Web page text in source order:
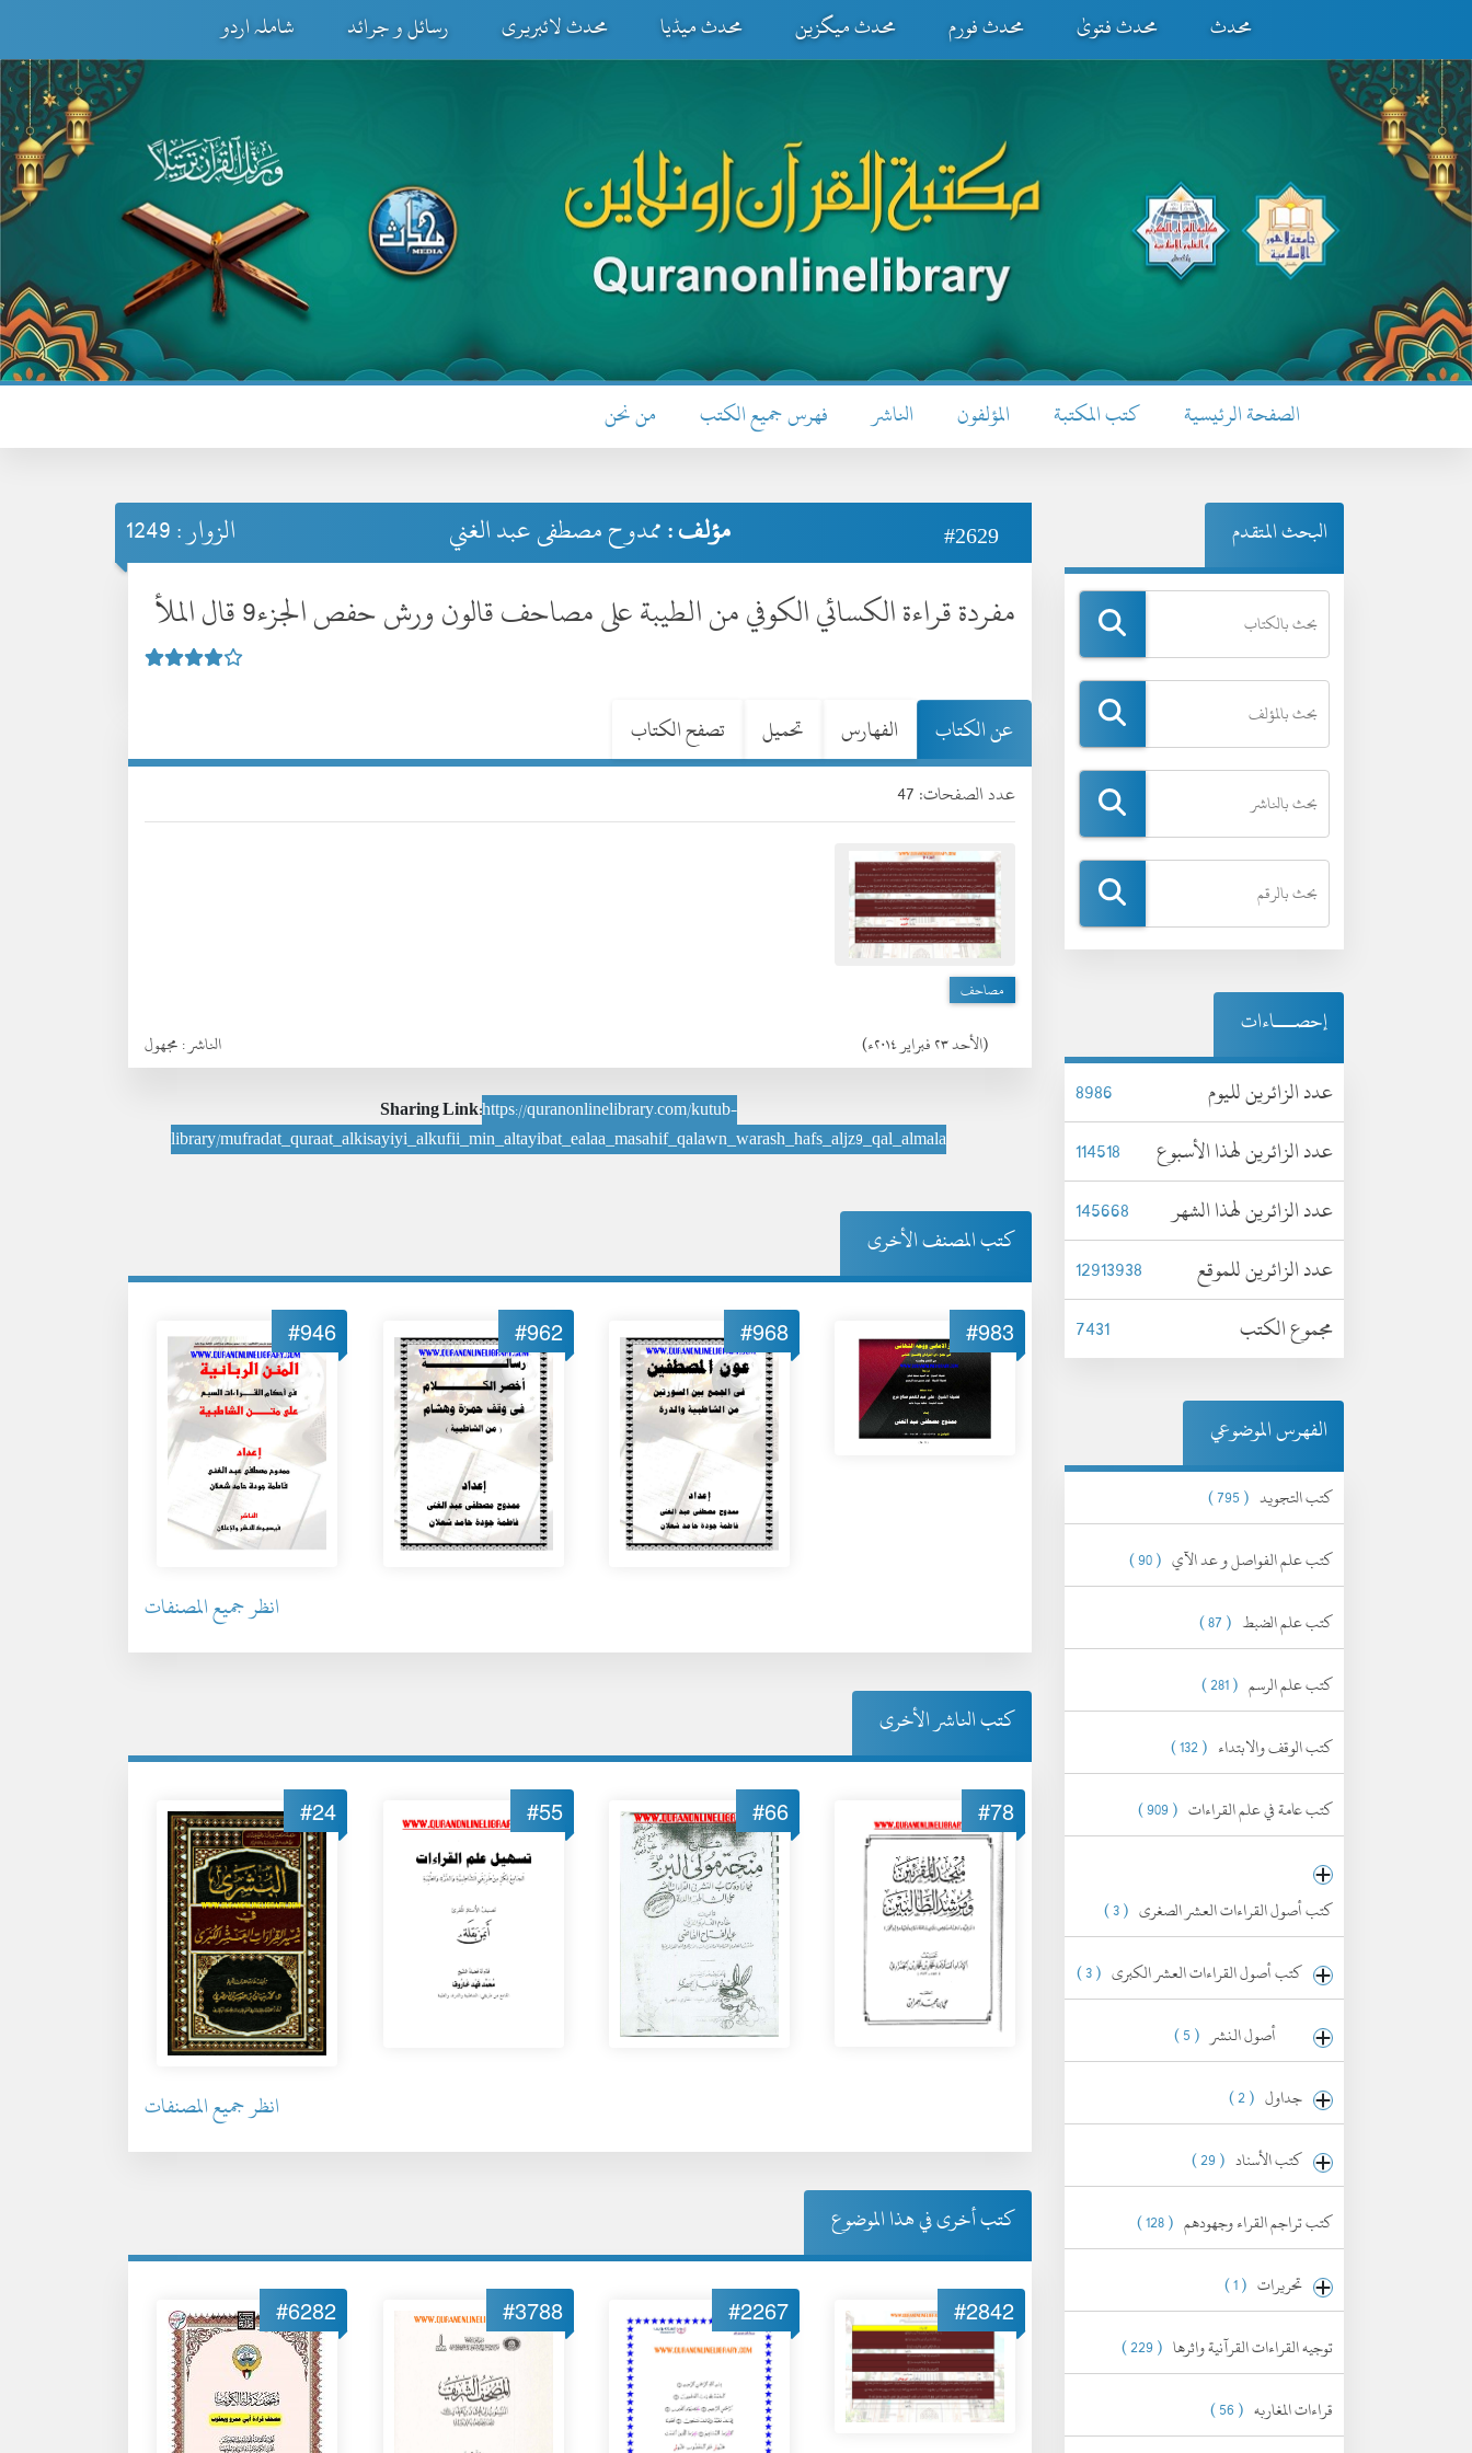
محدث محدث فتویٰ محدث فورم محدث میگزین محدث میڈیا محدث لائبریری رسائل و جرائد شاملہ اردو
الصفحة الرئيسية كتب المكتبة المؤلفون الناشر فهرس جميع الكتب من نحن
#2629 مؤلف :ممدوح مصطفى عبد الغني الزوار : 1249
مفردة قراءة الكسائي الكوفي من الطيبة على مصاحف قالون ورش حفص الجزء9 قال الملأ
عن الكتاب الفهارس تحميل تصفح الكتاب
عدد الصفحات: 47
(الأحد ٢٣ فبراير ٢٠١٤ء) الناشر :مجهول
مصاحف
Sharing Link:https://quranonlinelibrary.com/kutub-
library/mufradat_quraat_alkisayiyi_alkufii_min_altayibat_ealaa_masahif_qalawn_warash_hafs_aljz9_qal_almala
كتب المصنف الأخرى
#946 #962 #968 #983
انظر جميع المصنفات
كتب الناشر الأخرى
#24 #55 #66 #78
انظر جميع المصنفات
كتب أخرى في هذا الموضوع
#6282 #3788 #2267 #2842
البحث المتقدم
إحصـــاءات
عدد الزائرين لليوم
8986
عدد الزائرين لهذا الأسبوع
114518
عدد الزائرين لهذا الشهر
145668
عدد الزائرين للموقع
12913938
مجموع الكتب
7431
الفهرس الموضوعي
كتب التجويد ( 795 )
كتب علم الفواصل و عد الآي ( 90 )
كتب علم الضبط ( 87 )
كتب علم الرسم ( 281 )
كتب الوقف والابتداء ( 132 )
كتب عامة في علم القراءات ( 909 )
كتب أصول القراءات العشر الصغرى ( 3 )
كتب أصول القراءات العشر الكبرى ( 3 )
أصول النشر ( 5 )
جداول ( 2 )
كتب الأسناد ( 29 )
كتب تراجم القراء وجهودهم ( 128 )
تحريرات ( 1 )
توجيه القراءات القرآنية واثرها ( 229 )
قراءات المغاربه ( 56 )